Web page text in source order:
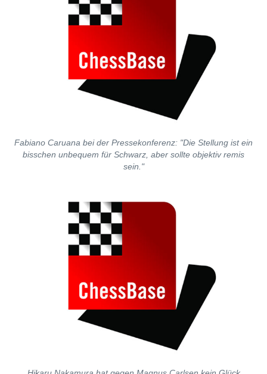
Fabiano Caruana bei der Pressekonferenz: "Die Stellung ist ein
bisschen unbequem für Schwarz, aber sollte objektiv remis
sein."